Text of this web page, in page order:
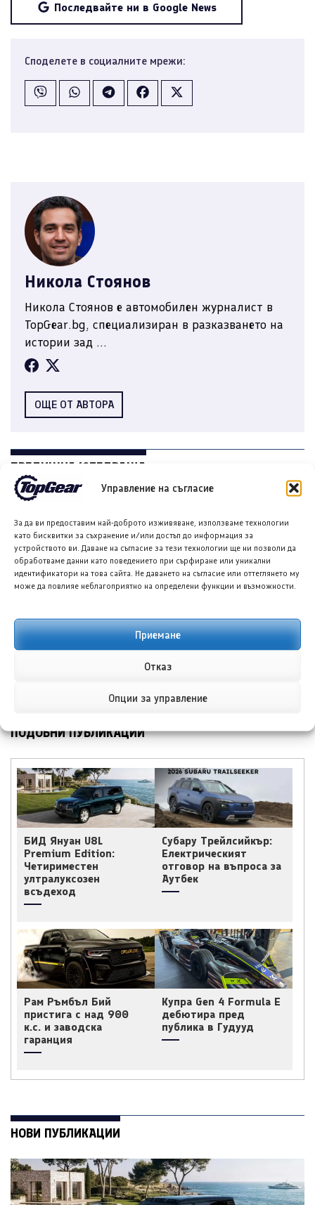
Управление на съгласие
За да ви предоставим най-доброто изживяване, използваме технологии
като бисквитки за съхранение и/или достъп до информация за
устройството ви. Даване на съгласие за тези технологии ще ни позволи да
обработваме данни като поведението при сърфиране или уникални
идентификатори на това сайта. Не даването на съгласие или оттеглянето му
може да повлияе неблагоприятно на определени функции и възможности.
Приемане
Отказ
Опции за управление
Последвайте ни в Google News
Споделете в социалните мрежи:
Никола Стоянов
Никола Стоянов е автомобилен журналист в
TopGear.bg, специализиран в разказването на
истории зад ...
ОЩЕ ОТ АВТОРА
ПРЕДИШНА/СЛЕДВАЩА
Шпенг L03 пристига в
автопилот
БИД Сил 08 ще предложи
зареждане, цените
започват от 26 950 евро
ПОДОБНИ ПУБЛИКАЦИИ
БИД Януан U8L
Premium Edition:
Четириместен
ултралуксозен
всъдеход
Субару Трейлсийкър:
Електрическият
отговор на въпроса за
Аутбек
Рам Ръмбъл Бий
пристига с над 900
к.с. и заводска
гаранция
Купра Gen 4 Formula E
дебютира пред
публика в Гудууд
НОВИ ПУБЛИКАЦИИ